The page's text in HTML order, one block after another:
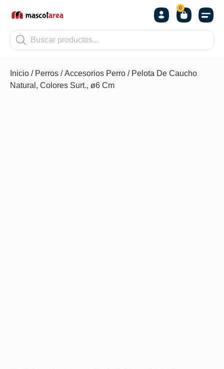
0
Inicio / Perros /Accesorios Perro / Pelota De Caucho
Natural, Colores Surt., ø6 Cm